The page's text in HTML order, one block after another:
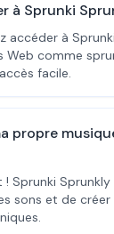
à Sprunki
accéder à
Web comme
facile.
propre
! Sprunki
sons et de